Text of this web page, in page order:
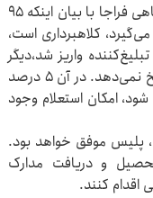
معاون مبارزه با جعل و کلاهبرداری پلیس آگاهی فراجا با بیان اینکه ۹۵
کلاهبرداری است،
واریز شد،دیگر
پاسخگو نیست و حتی به تلفن‌های شما پاسخ نمی‌دهد. در آن ۵ درصد
امکان استعلام وجود
پلیس موفق خواهد بود.
و دریافت مدارک
اقدام کنند.